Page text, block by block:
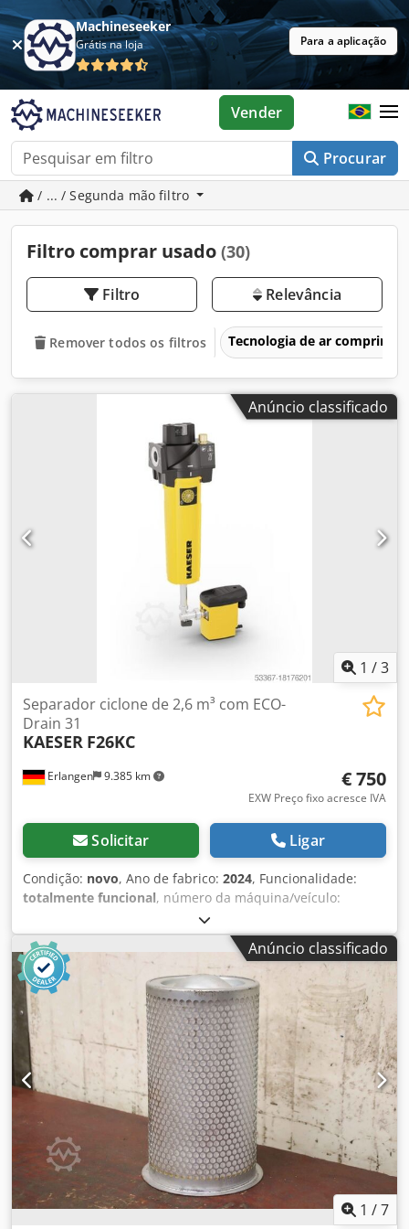
Machineseeker
Grátis na loja Para a aplicação
Procurar
Vender
/ ... / Segunda mão filtro
Filtro comprar usado (30)
Filtro Relevância
Remover todos os filtros Tecnologia de ar
Anúncio classificado
1 /3
Erlangen 9.385 km
Separador ciclone de 2,6 m³ com ECO-
Drain 31
KAESER F26KC
€ 750
EXW Preço fixo acresce IVA
Solicitar Ligar
Condição: novo, Ano de fabrico: 2024, Funcionalidade:
totalmente funcional, número da máquina/veículo:
4 kg, Separador de ciclone
Kaeser F26KC com dreno de condensado ECO-Drain 31
adequado para até 2,6 m³/min de ar comprimido. Os
separadores ciclone KAESER KC removem o condensado na
saída de ar comprimido do compressor. Eles são
essenciais para o funcionamento sem problemas e com
eficiência energética de secadores e filtros a jusante. Os
ciclones KC são fornecidos como padrão com o dreno de
condensado econômico e particularmente confiável ECO-
DRAIN 31 - incluindo, claro, um botão de teste e contato de
alarme. Eles também são particularmente fáceis de
combinar com filtros KAESER e podem ser fixados na
parede com suportes de parede opcionais. Isto torna a
instalação particularmente fácil. Dados técnicos: Fluxo
volumétrico 2,6 m³/min Conexão de entrada de ar
comprimido: G 1" Sobrepressão mínima: 2 bar
sobrepressão máx.: 16 bar Massa: 4,0kg Dwodevm Ahljpfx
Anúncio classificado
1 /7